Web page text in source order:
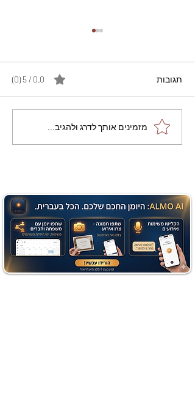
מתכון מנצח עוגת מייפל
שוקולד בחושה וקלה - זיוה
תגובות 0.0 / 5 ‏(0)
מזמינים אותך לדרג ולהגיב...